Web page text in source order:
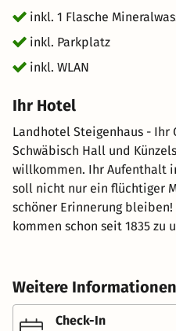
inkl. 1 Flasche
inkl. Parkplatz
inkl. WLAN
Ihr Hotel
Landhotel Steigenhaus - Ihr
Schwäbisch Hall und
willkommen. Ihr Aufenthalt
soll nicht nur ein flüchtiger
schöner Erinnerung bleiben! Gäste aus aller Welt
kommen schon seit 1835 zu
einen zusätzlichen
Untermünkheim im Landkreis
es um mehr, als Ihnen
Übernachtungsmöglichkeit
Weitere Informationen
Check-In